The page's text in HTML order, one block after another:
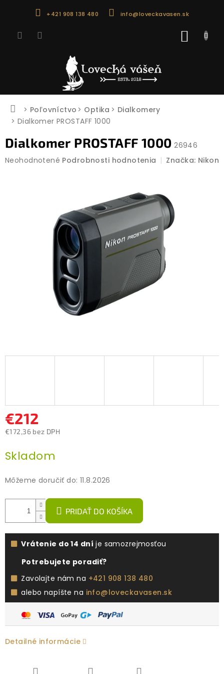
+421 908 138 480 info@loveckavasen.sk
Domov
Poľovníctvo Optika
Dialkomery
Dialkomer PROSTAFF 1000
Dialkomer PROSTAFF 1000 26946
Priemerné
Neohodnotené Podrobnosti hodnotenia Značka: Nikon
€212
€172,36 bez DPH
cena:
Skladom
Môžeme doručiť do: 11.8.2026
PRIDAŤ DO KOŠÍKA
Vrátenie do 14 dní je samozrejmosťou
Potrebujete poradiť?
Zavolajte nám na +421 908 138 480
alebo napíšte na info@loveckavasen.sk
Detailné informácie